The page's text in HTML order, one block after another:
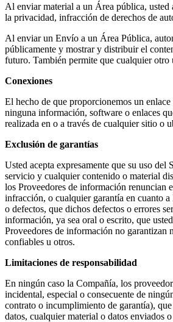
Al enviar material a un Área pública,
la privacidad, infracción de derechos de
Al enviar un Envío a un Área Pública,
públicamente y mostrar y distribuir el
futuro. También permite que cualquier otro
Conexiones
El hecho de que proporcionemos un
ninguna información, software o enlaces
realizada en o a través de cualquier sitio o
Exclusión de garantías
Usted acepta expresamente que su uso
servicio y cualquier contenido o material
los Proveedores de información renuncian
infracción, o cualquier garantía en cuanto
o defectos, que dichos defectos o errores
información, ya sea oral o escrito, que
Proveedores de información no garantizan
confiables u otros.
Limitaciones de responsabilidad
En ningún caso la Compañía, los
incidental, especial o consecuente de
contrato o incumplimiento de garantía),
datos, cualquier material o datos enviados